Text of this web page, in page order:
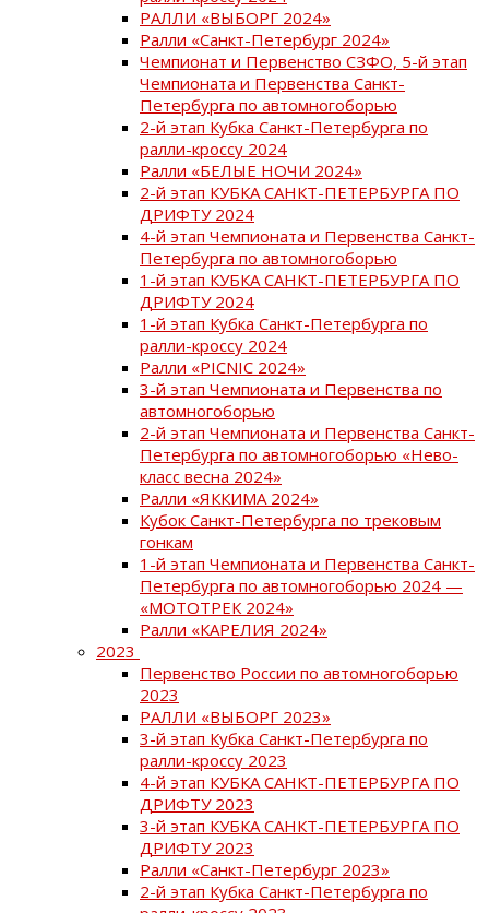
РАЛЛИ «ВЫБОРГ 2024»
Ралли «Санкт-Петербург 2024»
Чемпионат и Первенство СЗФО, 5-й этап
Чемпионата и Первенства Санкт-
Петербурга по автомногоборью
2-й этап Кубка Санкт-Петербурга по
ралли-кроссу 2024
Ралли «БЕЛЫЕ НОЧИ 2024»
2-й этап КУБКА САНКТ-ПЕТЕРБУРГА ПО
ДРИФТУ 2024
4-й этап Чемпионата и Первенства Санкт-
Петербурга по автомногоборью
1-й этап КУБКА САНКТ-ПЕТЕРБУРГА ПО
ДРИФТУ 2024
1-й этап Кубка Санкт-Петербурга по
ралли-кроссу 2024
Ралли «PICNIC 2024»
3-й этап Чемпионата и Первенства по
автомногоборью
2-й этап Чемпионата и Первенства Санкт-
Петербурга по автомногоборью «Нево-
класс весна 2024»
Ралли «ЯККИМА 2024»
Кубок Санкт-Петербурга по трековым
гонкам
1-й этап Чемпионата и Первенства Санкт-
Петербурга по автомногоборью 2024 —
«МОТОТРЕК 2024»
Ралли «КАРЕЛИЯ 2024»
2023
Первенство России по автомногоборью
2023
РАЛЛИ «ВЫБОРГ 2023»
3-й этап Кубка Санкт-Петербурга по
ралли-кроссу 2023
4-й этап КУБКА САНКТ-ПЕТЕРБУРГА ПО
ДРИФТУ 2023
3-й этап КУБКА САНКТ-ПЕТЕРБУРГА ПО
ДРИФТУ 2023
Ралли «Санкт-Петербург 2023»
2-й этап Кубка Санкт-Петербурга по